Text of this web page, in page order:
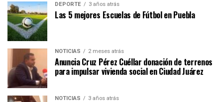
DEPORTE 3 años atrás
Las 5 mejores Escuelas de Fútbol en Puebla
NOTICIAS 2 meses atrás
Anuncia Cruz Pérez Cuéllar donación de terrenos
para impulsar vivienda social en Ciudad Juárez
NOTICIAS 3 años atrás